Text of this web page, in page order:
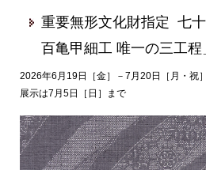
重要無形文化財指定 七
百亀甲細工 唯一の三工程
2026年6月19日［金］－7月20日［月・祝
展示は7月5日［日］まで